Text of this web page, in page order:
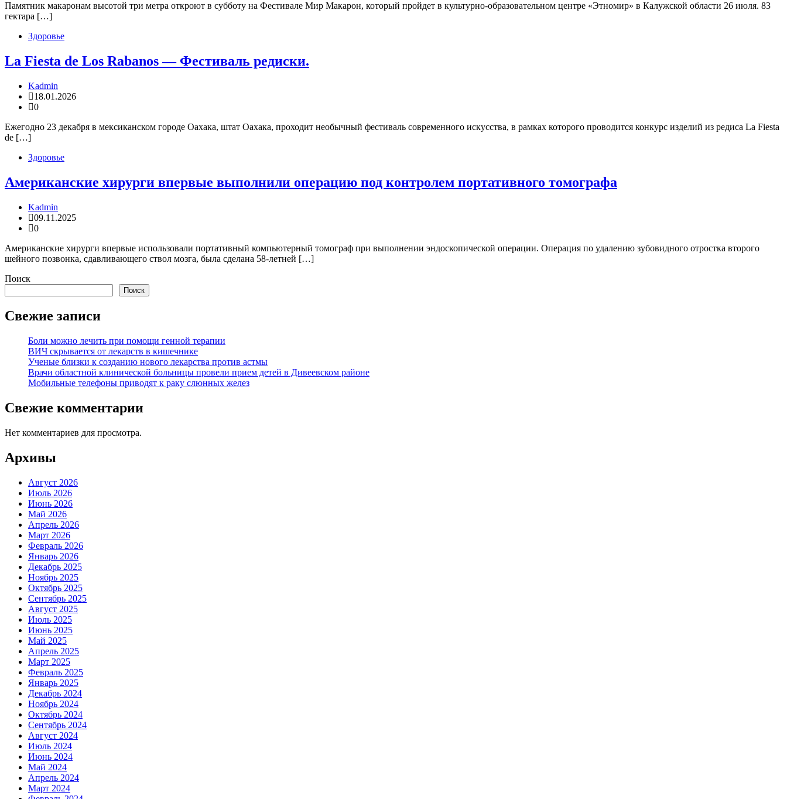
Памятник макаронам высотой три метра откроют в субботу на Фестивале Мир Макарон, который пройдет в культурно-образовательном центре «Этномир» в Калужской области 26 июля. 83
гектара […]
Здоровье
La Fiesta de Los Rabanos — Фестиваль редиски.
Kadmin
18.01.2026
0
Ежегодно 23 декабря в мексиканском городе Оахака, штат Оахака, проходит необычный фестиваль современного искусства, в рамках которого проводится конкурс изделий из редиса La Fiesta
de […]
Здоровье
Американские хирурги впервые выполнили операцию под контролем портативного томографа
Kadmin
09.11.2025
0
Американские хирурги впервые использовали портативный компьютерный томограф при выполнении эндоскопической операции. Операция по удалению зубовидного отростка второго
шейного позвонка, сдавливающего ствол мозга, была сделана 58-летней […]
Поиск
Поиск
Свежие записи
Боли можно лечить при помощи генной терапии
ВИЧ скрывается от лекарств в кишечнике
Ученые близки к созданию нового лекарства против астмы
Врачи областной клинической больницы провели прием детей в Дивеевском районе
Мобильные телефоны приводят к раку слюнных желез
Свежие комментарии
Нет комментариев для просмотра.
Архивы
Август 2026
Июль 2026
Июнь 2026
Май 2026
Апрель 2026
Март 2026
Февраль 2026
Январь 2026
Декабрь 2025
Ноябрь 2025
Октябрь 2025
Сентябрь 2025
Август 2025
Июль 2025
Июнь 2025
Май 2025
Апрель 2025
Март 2025
Февраль 2025
Январь 2025
Декабрь 2024
Ноябрь 2024
Октябрь 2024
Сентябрь 2024
Август 2024
Июль 2024
Июнь 2024
Май 2024
Апрель 2024
Март 2024